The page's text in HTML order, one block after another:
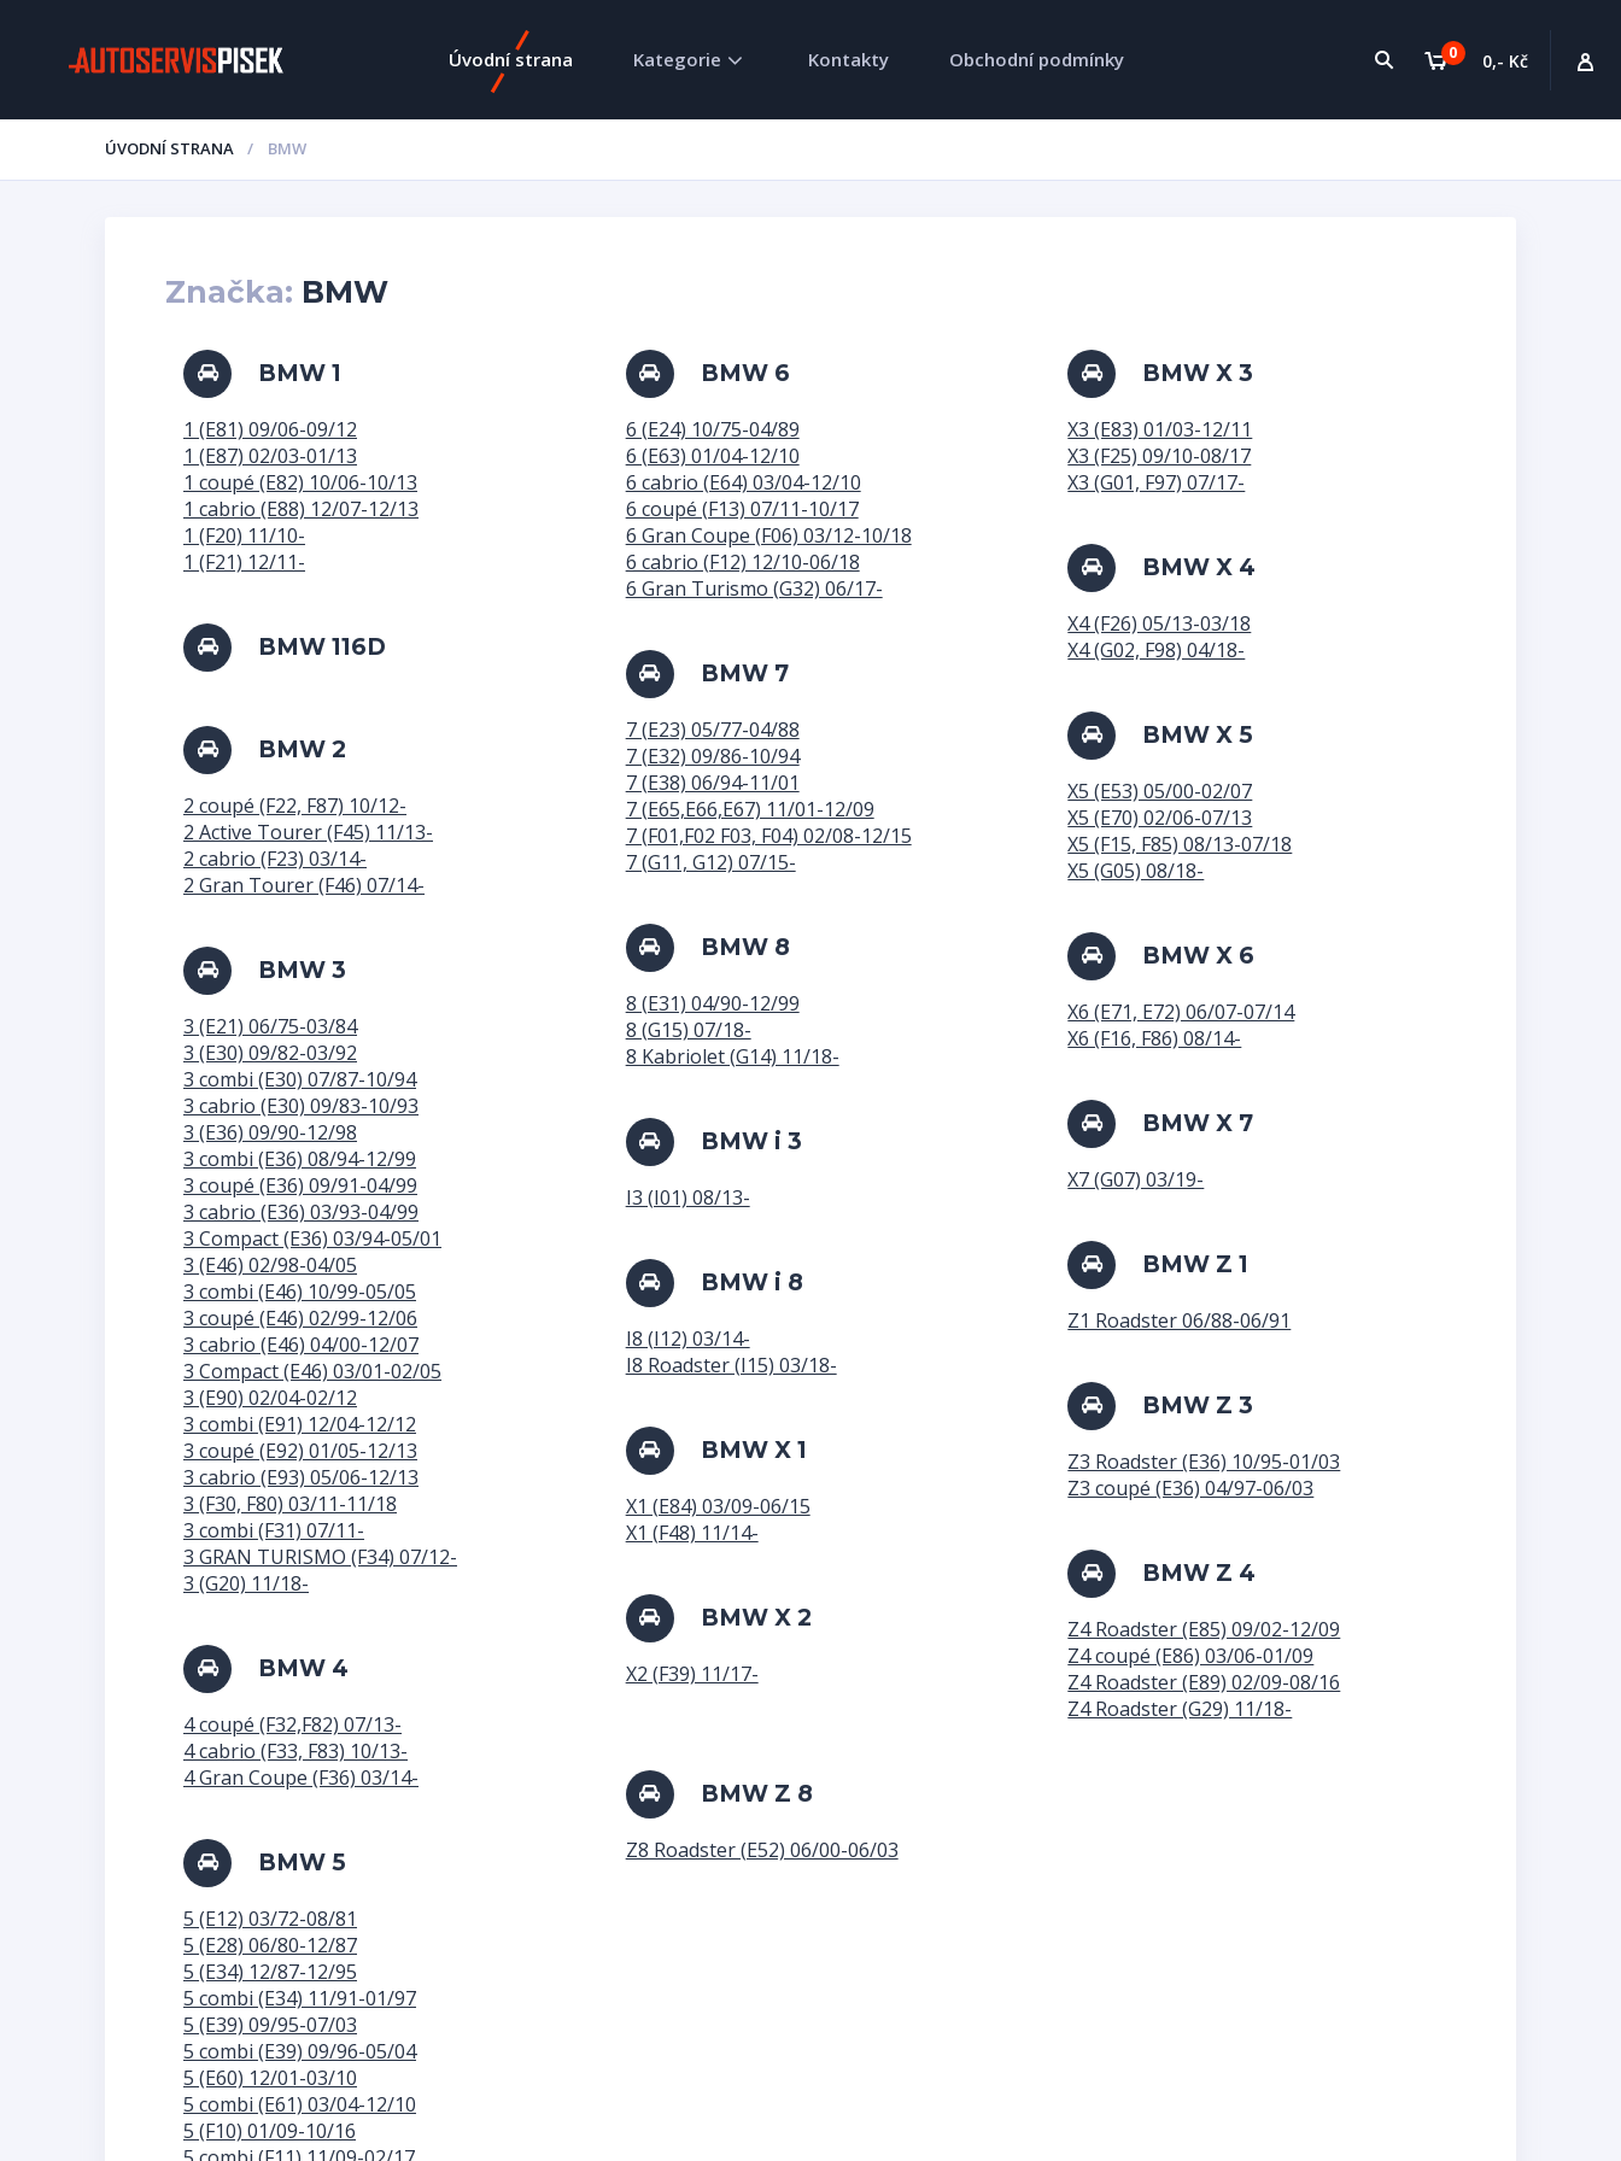
0 0,- Kč
Úvodní strana Kategorie Kontakty Obchodní podmínky
ÚVODNÍ STRANA BMW
Značka: BMW
BMW 1
1 (E81) 09/06-09/12
1 (E87) 02/03-01/13
1 coupé (E82) 10/06-10/13
1 cabrio (E88) 12/07-12/13
1 (F20) 11/10-
1 (F21) 12/11-
BMW 116D
BMW 2
2 coupé (F22, F87) 10/12-
2 Active Tourer (F45) 11/13-
2 cabrio (F23) 03/14-
2 Gran Tourer (F46) 07/14-
BMW 3
3 (E21) 06/75-03/84
3 (E30) 09/82-03/92
3 combi (E30) 07/87-10/94
3 cabrio (E30) 09/83-10/93
3 (E36) 09/90-12/98
3 combi (E36) 08/94-12/99
3 coupé (E36) 09/91-04/99
3 cabrio (E36) 03/93-04/99
3 Compact (E36) 03/94-05/01
3 (E46) 02/98-04/05
3 combi (E46) 10/99-05/05
3 coupé (E46) 02/99-12/06
3 cabrio (E46) 04/00-12/07
3 Compact (E46) 03/01-02/05
3 (E90) 02/04-02/12
3 combi (E91) 12/04-12/12
3 coupé (E92) 01/05-12/13
3 cabrio (E93) 05/06-12/13
3 (F30, F80) 03/11-11/18
3 combi (F31) 07/11-
3 GRAN TURISMO (F34) 07/12-
3 (G20) 11/18-
BMW 4
4 coupé (F32,F82) 07/13-
4 cabrio (F33, F83) 10/13-
4 Gran Coupe (F36) 03/14-
BMW 5
5 (E12) 03/72-08/81
5 (E28) 06/80-12/87
5 (E34) 12/87-12/95
5 combi (E34) 11/91-01/97
5 (E39) 09/95-07/03
5 combi (E39) 09/96-05/04
5 (E60) 12/01-03/10
5 combi (E61) 03/04-12/10
5 (F10) 01/09-10/16
BMW 6
6 (E24) 10/75-04/89
6 (E63) 01/04-12/10
6 cabrio (E64) 03/04-12/10
6 coupé (F13) 07/11-10/17
6 Gran Coupe (F06) 03/12-10/18
6 cabrio (F12) 12/10-06/18
6 Gran Turismo (G32) 06/17-
BMW 7
7 (E23) 05/77-04/88
7 (E32) 09/86-10/94
7 (E38) 06/94-11/01
7 (E65,E66,E67) 11/01-12/09
7 (F01,F02 F03, F04) 02/08-12/15
7 (G11, G12) 07/15-
BMW 8
8 (E31) 04/90-12/99
8 (G15) 07/18-
8 Kabriolet (G14) 11/18-
BMW i 3
I3 (I01) 08/13-
BMW i 8
I8 (I12) 03/14-
I8 Roadster (I15) 03/18-
BMW X 1
X1 (E84) 03/09-06/15
X1 (F48) 11/14-
BMW X 2
X2 (F39) 11/17-
BMW X 3
X3 (E83) 01/03-12/11
X3 (F25) 09/10-08/17
X3 (G01, F97) 07/17-
BMW X 4
X4 (F26) 05/13-03/18
X4 (G02, F98) 04/18-
BMW X 5
X5 (E53) 05/00-02/07
X5 (E70) 02/06-07/13
X5 (F15, F85) 08/13-07/18
X5 (G05) 08/18-
BMW X 6
X6 (E71, E72) 06/07-07/14
X6 (F16, F86) 08/14-
BMW X 7
X7 (G07) 03/19-
BMW Z 1
Z1 Roadster 06/88-06/91
BMW Z 3
Z3 Roadster (E36) 10/95-01/03
Z3 coupé (E36) 04/97-06/03
BMW Z 4
Z4 Roadster (E85) 09/02-12/09
Z4 coupé (E86) 03/06-01/09
Z4 Roadster (E89) 02/09-08/16
Z4 Roadster (G29) 11/18-
BMW Z 8
Z8 Roadster (E52) 06/00-06/03